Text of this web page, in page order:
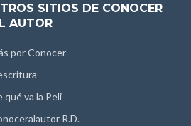
SITIOS DE CONOCER
AUTOR
por Conocer
qué va la Peli
R.D.